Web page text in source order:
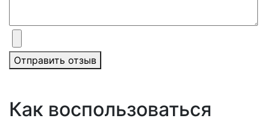
Отправить отзыв
Как воспользоваться